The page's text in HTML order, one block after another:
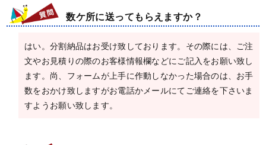
数ケ所に送ってもらえますか？
はい。分割納品はお受け致しております。その際には、ご注
文やお見積りの際のお客様情報欄などにご記入をお願い致し
ます。尚、フォームが上手に作動しなかった場合のは、お手
数をおかけ致しますがお電話かメールにてご連絡を下さいま
すようお願い致します。